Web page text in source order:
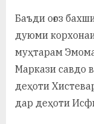
Баъди оғоз
дуюми
муҳтарам
Маркази савдо
деҳоти
дар деҳоти